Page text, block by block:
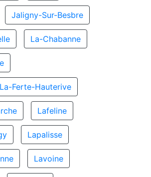
Jaligny-Sur-Besbre
La-Chabanne
La-Ferte-Hauterive
Lafeline
Lapalisse
Lavoine